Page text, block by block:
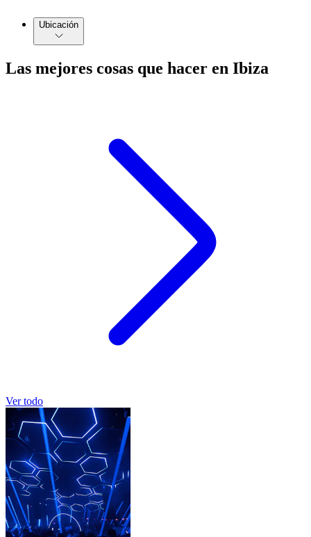
Ubicación
Las mejores cosas que hacer en Ibiza
Ver todo